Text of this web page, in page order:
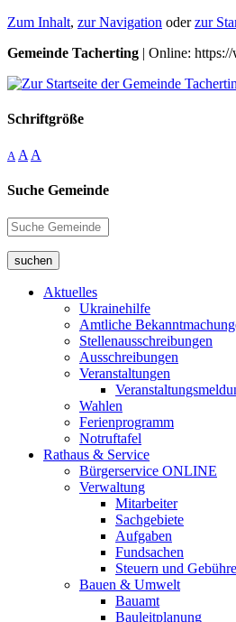
Zum Inhalt, zur Navigation oderzur
Gemeinde Tacherting | Online:
Schriftgröße
A A A
Suche Gemeinde
suchen
Aktuelles
Ukrainehilfe
Amtliche
Stellenausschreibungen
Ausschreibungen
Veranstaltungen
Wahlen
Ferienprogramm
Notruftafel
Rathaus & Service
Bürgerservice ONLINE
Verwaltung
Mitarbeiter
Sachgebiete
Aufgaben
Fundsachen
Steuern und
Bauen & Umwelt
Bauamt
Bauleitplanung